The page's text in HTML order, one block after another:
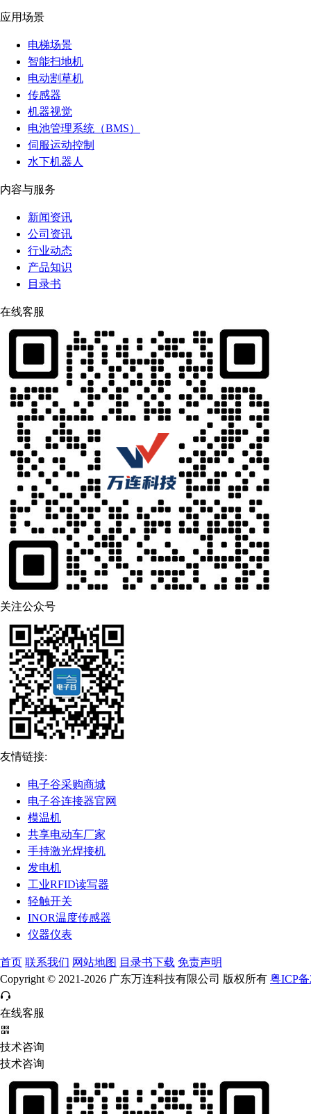
应用场景
电梯场景
智能扫地机
电动割草机
传感器
机器视觉
电池管理系统（BMS）
伺服运动控制
水下机器人
内容与服务
新闻资讯
公司资讯
行业动态
产品知识
目录书
在线客服
关注公众号
友情链接:
电子谷采购商城
电子谷连接器官网
模温机
共享电动车厂家
手持激光焊接机
发电机
工业RFID读写器
轻触开关
INOR温度传感器
仪器仪表
首页 联系我们 网站地图 目录书下载 免责声明
Copyright © 2021-2026 广东万连科技有限公司 版权所有 粤ICP备
在线客服
技术咨询
技术咨询